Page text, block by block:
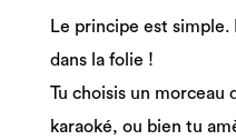
Le principe est simple.
dans la folie !
Tu choisis un morceau
karaoké, ou bien tu